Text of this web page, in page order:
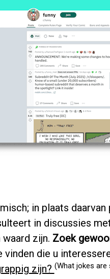
in plaats
in discussies
zijn. Zoek
vinden die u
zijn? (What jokes are